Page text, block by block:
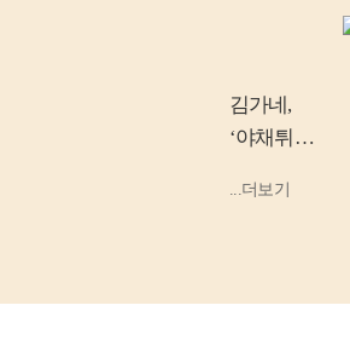
김가네,
‘야채튀김
고기 김밥’
...더보기